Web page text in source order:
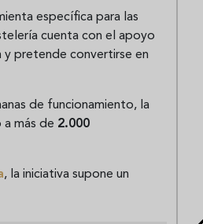
específica para las
cuenta con el apoyo
y pretende convertirse en
de funcionamiento, la
más de 2.000
, la iniciativa supone un